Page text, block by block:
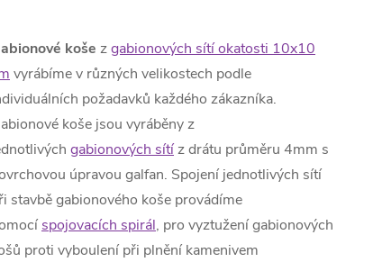
koše zgabionových sítí okatosti 10x10
vyrábíme v různých velikostech podle
požadavků každého zákazníka.
koše jsou vyráběny z
gabionových sítíz drátu průměru 4mm s
úpravou galfan. Spojení jednotlivých sítí
stavbě gabionového koše provádíme
spojovacích spirál, pro vyztužení gabionových
proti vyboulení při plnění kamenivem